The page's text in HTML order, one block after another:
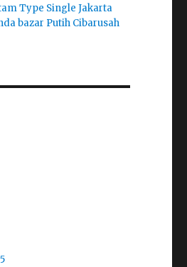
Type Single Jakarta
bazar Putih Cibarusah